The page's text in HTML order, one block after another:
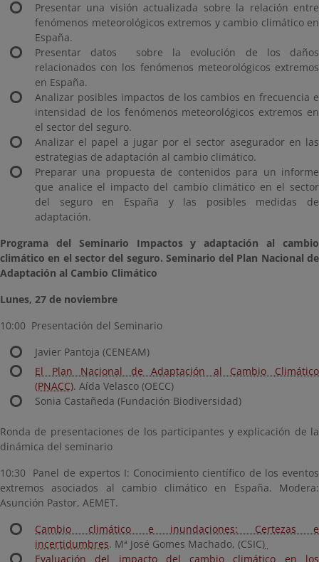
Presentar una visión actualizada sobre la relación entre
fenómenos meteorológicos extremos y cambio climático en
España.
Presentar datos sobre la evolución de los daños
relacionados con los fenómenos meteorológicos extremos
en España.
Analizar posibles impactos de los cambios en frecuencia e
intensidad de los fenómenos meteorológicos extremos en
el sector del seguro.
Analizar el papel a jugar por el sector asegurador en las
estrategias de adaptación al cambio climático.
Preparar una propuesta de contenidos para un informe
que analice el impacto del cambio climático en el sector
del seguro en España y las posibles medidas de
adaptación.
Programa del Seminario Impactos y adaptación al cambio
climático en el sector del seguro. Seminario del Plan Nacional de
Adaptación al Cambio Climático
Lunes, 27 de noviembre
10:00 Presentación del Seminario
Javier Pantoja (CENEAM)
El Plan Nacional de Adaptación al Cambio Climático
(PNACC). Aída Velasco (OECC)
Sonia Castañeda (Fundación Biodiversidad)
Ronda de presentaciones de los participantes y explicación de la
dinámica del seminario
10:30 Panel de expertos I: Conocimiento científico de los eventos
extremos asociados al cambio climático en España. Modera:
Asunción Pastor, AEMET.
Cambio climático e inundaciones: Certezas e
incertidumbres. Mª José Gomes Machado, (CSIC)
Evaluación del impacto del cambio climático en los